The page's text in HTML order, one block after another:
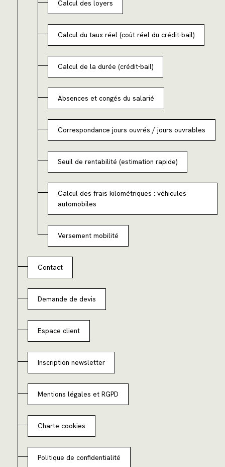
Calcul des loyers
Calcul du taux réel (coût réel du crédit-bail)
Calcul de la durée (crédit-bail)
Absences et congés du salarié
Correspondance jours ouvrés / jours ouvrables
Seuil de rentabilité (estimation rapide)
Calcul des frais kilométriques : véhicules
automobiles
Versement mobilité
Contact
Demande de devis
Espace client
Inscription newsletter
Mentions légales et RGPD
Charte cookies
Politique de confidentialité